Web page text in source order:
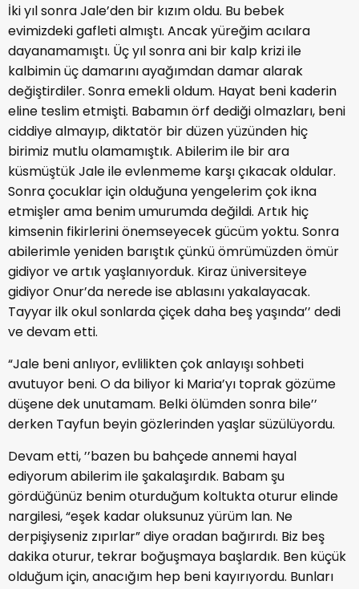
İki yıl sonra Jale’den bir kızım oldu. Bu bebek
evimizdeki gafleti almıştı. Ancak yüreğim acılara
dayanamamıştı. Üç yıl sonra ani bir kalp krizi ile
kalbimin üç damarını ayağımdan damar alarak
değiştirdiler. Sonra emekli oldum. Hayat beni kaderin
eline teslim etmişti. Babamın örf dediği olmazları, beni
ciddiye almayıp, diktatör bir düzen yüzünden hiç
birimiz mutlu olamamıştık. Abilerim ile bir ara
küsmüştük Jale ile evlenmeme karşı çıkacak oldular.
Sonra çocuklar için olduğuna yengelerim çok ikna
etmişler ama benim umurumda değildi. Artık hiç
kimsenin fikirlerini önemseyecek gücüm yoktu. Sonra
abilerimle yeniden barıştık çünkü ömrümüzden ömür
gidiyor ve artık yaşlanıyorduk. Kiraz üniversiteye
gidiyor Onur’da nerede ise ablasını yakalayacak.
Tayyar ilk okul sonlarda çiçek daha beş yaşında’’ dedi
ve devam etti.
“Jale beni anlıyor, evlilikten çok anlayışı sohbeti
avutuyor beni. O da biliyor ki Maria’yı toprak gözüme
düşene dek unutamam. Belki ölümden sonra bile’’
derken Tayfun beyin gözlerinden yaşlar süzülüyordu.
Devam etti, ’’bazen bu bahçede annemi hayal
ediyorum abilerim ile şakalaşırdık. Babam şu
gördüğünüz benim oturduğum koltukta oturur elinde
nargilesi, “eşek kadar oluksunuz yürüm lan. Ne
derpişiyseniz zıpırlar” diye oradan bağırırdı. Biz beş
dakika oturur, tekrar boğuşmaya başlardık. Ben küçük
olduğum için, anacığım hep beni kayırıyordu. Bunları